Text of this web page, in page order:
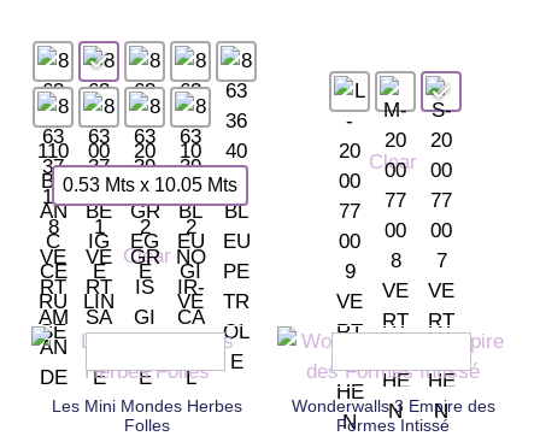
0.53 Mts x 10.05 Mts
Clear
Clear
Les Mini Mondes Herbes
Folles
Wonderwalls 3 Empire des
Formes Intissé